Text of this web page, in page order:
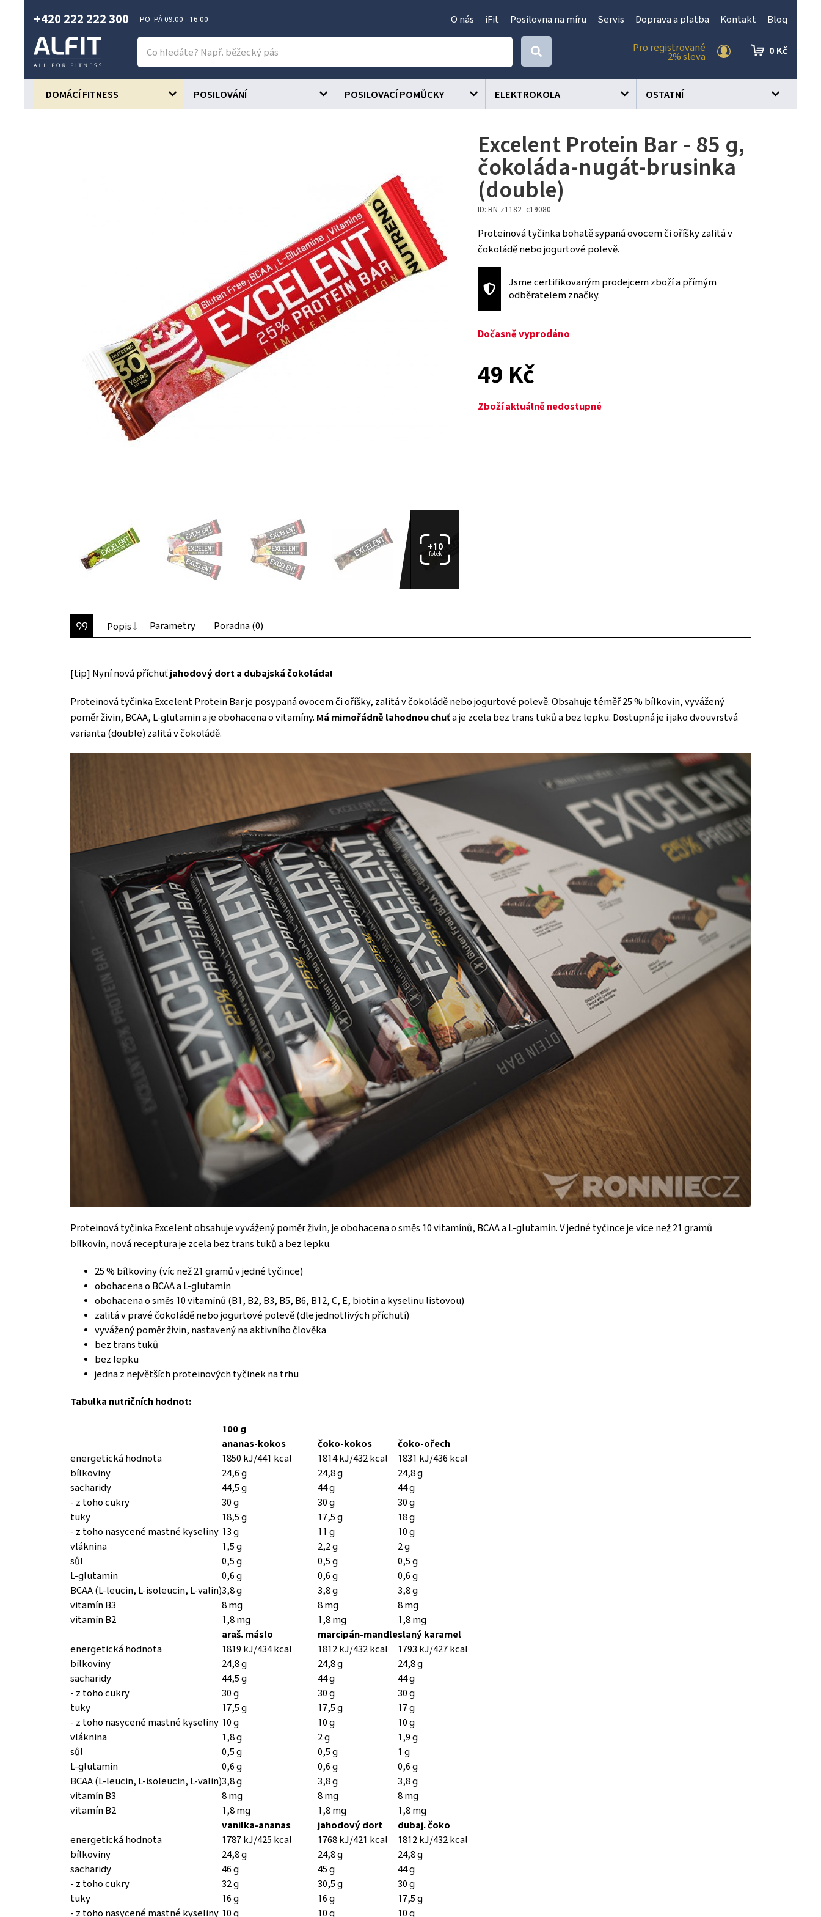
+420 222 222 300 PO–PÁ 09.00 - 16.00 O nás iFit Posilovna na míru Servis Doprava a platba Kontakt Blog
Pro registrované
2% sleva
0 Kč
DOMÁCÍ FITNESS POSILOVÁNÍ POSILOVACÍ POMŮCKY ELEKTROKOLA OSTATNÍ
+10
fotek
Excelent Protein Bar - 85 g,
čokoláda-nugát-brusinka
(double)
ID: RN-z1182_c19080
Proteinová tyčinka bohatě sypaná ovocem či oříšky zalitá v
čokoládě nebo jogurtové polevě.
Jsme certifikovaným prodejcem zboží a přímým
odběratelem značky.
Dočasně vyprodáno
49 Kč
Zboží aktuálně nedostupné
Popis Parametry Poradna (0)
[tip] Nyní nová příchuť jahodový dort a dubajská čokoláda!
Proteinová tyčinka Excelent Protein Bar je posypaná ovocem či oříšky, zalitá v čokoládě nebo jogurtové polevě. Obsahuje téměř 25 % bílkovin, vyvážený
poměr živin, BCAA, L-glutamin a je obohacena o vitamíny. Má mimořádně lahodnou chuťa je zcela bez trans tuků a bez lepku. Dostupná je i jako dvouvrstvá
varianta (double) zalitá v čokoládě.
Proteinová tyčinka Excelent obsahuje vyvážený poměr živin, je obohacena o směs 10 vitamínů, BCAA a L-glutamin. V jedné tyčince je více než 21 gramů
bílkovin, nová receptura je zcela bez trans tuků a bez lepku.
25 % bílkoviny (víc než 21 gramů v jedné tyčince)
obohacena o BCAA a L-glutamin
obohacena o směs 10 vitamínů (B1, B2, B3, B5, B6, B12, C, E, biotin a kyselinu listovou)
zalitá v pravé čokoládě nebo jogurtové polevě (dle jednotlivých příchutí)
vyvážený poměr živin, nastavený na aktivního člověka
bez trans tuků
bez lepku
jedna z největších proteinových tyčinek na trhu
Tabulka nutričních hodnot:
100 g
ananas-kokos
čoko-kokos
čoko-ořech
energetická hodnota
1850 kJ/441 kcal 1814 kJ/432 kcal
1831 kJ/436 kcal
bílkoviny
24,6 g 24,8 g
24,8 g
sacharidy
44,5 g 44 g
44 g
- z toho cukry
30 g 30 g
30 g
tuky
18,5 g 17,5 g
18 g
- z toho nasycené mastné kyseliny 13 g 11 g
10 g
vláknina
1,5 g 2,2 g
2 g
sůl
0,5 g 0,5 g
0,5 g
L-glutamin
0,6 g 0,6 g
0,6 g
BCAA (L-leucin, L-isoleucin, L-valin)3,8 g 3,8 g
3,8 g
vitamín B3
8 mg 8 mg
8 mg
vitamín B2
1,8 mg 1,8 mg
1,8 mg
araš. máslo
marcipán-mandleslaný karamel
energetická hodnota
1819 kJ/434 kcal 1812 kJ/432 kcal
1793 kJ/427 kcal
bílkoviny
24,8 g 24,8 g
24,8 g
sacharidy
44,5 g 44 g
44 g
- z toho cukry
30 g 30 g
30 g
tuky
17,5 g 17,5 g
17 g
- z toho nasycené mastné kyseliny 10 g 10 g
10 g
vláknina
1,8 g 2 g
1,9 g
sůl
0,5 g 0,5 g
1 g
L-glutamin
0,6 g 0,6 g
0,6 g
BCAA (L-leucin, L-isoleucin, L-valin)3,8 g 3,8 g
3,8 g
vitamín B3
8 mg 8 mg
8 mg
vitamín B2
1,8 mg 1,8 mg
1,8 mg
vanilka-ananas
jahodový dort
dubaj. čoko
energetická hodnota
1787 kJ/425 kcal 1768 kJ/421 kcal
1812 kJ/432 kcal
bílkoviny
24,8 g 24,8 g
24,8 g
sacharidy
46 g 45 g
44 g
- z toho cukry
32 g 30,5 g
30 g
tuky
16 g 16 g
17,5 g
- z toho nasycené mastné kyseliny 10 g 10 g 10 g